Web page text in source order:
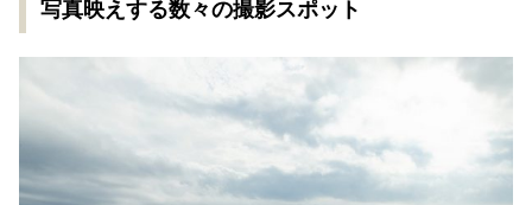
写真映えする数々の撮影スポット